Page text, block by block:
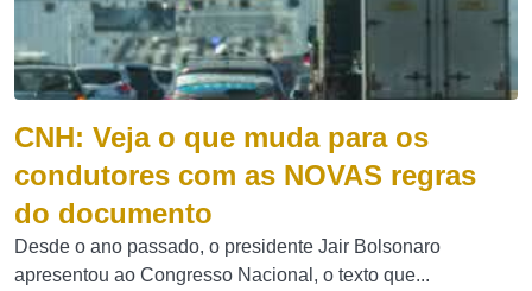
CNH: Veja o que muda para os
condutores com as NOVAS regras
do documento
Desde o ano passado, o presidente Jair Bolsonaro
apresentou ao Congresso Nacional, o texto que...